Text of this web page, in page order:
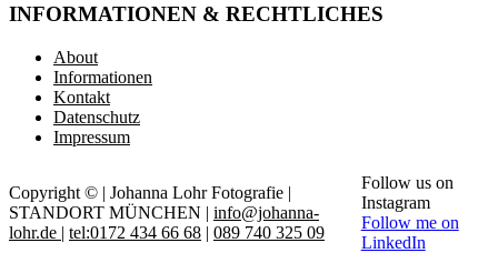
INFORMATIONEN & RECHTLICHES
About
Informationen
Kontakt
Datenschutz
Impressum
Copyright © | Johanna Lohr Fotografie |
STANDORT MÜNCHEN | info@johanna-
lohr.de | tel:0172 434 66 68 | 089 740 325 09
Follow us on
Instagram
Follow me on
LinkedIn